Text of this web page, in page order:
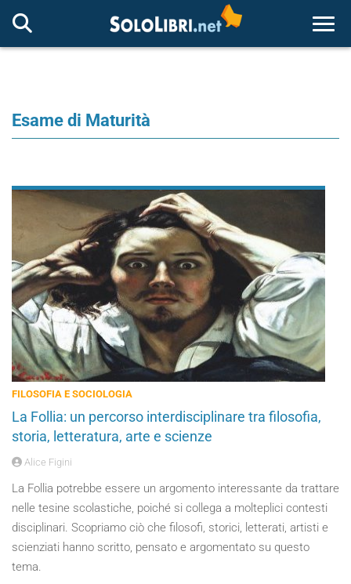
Esame di Maturità
FILOSOFIA E SOCIOLOGIA
La Follia: un percorso interdisciplinare tra filosofia,
storia, letteratura, arte e scienze
Alice Figini
La Follia potrebbe essere un argomento interessante da trattare
nelle tesine scolastiche, poiché si collega a molteplici contesti
disciplinari. Scopriamo ciò che filosofi, storici, letterati, artisti e
scienziati hanno scritto, pensato e argomentato su questo
tema.